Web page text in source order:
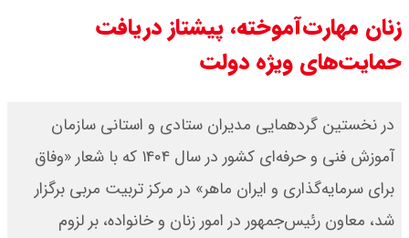
زنان مهارت‌آموخته، پیشتاز دریافت
حمایت‌های ویژه دولت
​در نخستین گردهمایی مدیران ستادی و استانی سازمان
آموزش فنی و حرفه‌ای کشور در سال ۱۴۰۴ که با شعار «وفاق
برای سرمایه‌گذاری و ایران ماهر» در مرکز تربیت مربی برگزار
شد، معاون رئیس‌جمهور در امور زنان و خانواده، بر لزوم